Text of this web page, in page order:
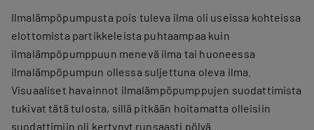
Ilmalämpöpumpusta pois tuleva ilma oli useissa kohteissa
elottomista partikkeleista puhtaampaa kuin
ilmalämpöpumppuun menevä ilma tai huoneessa
ilmalämpöpumpun ollessa suljettuna oleva ilma.
Visuaaliset havainnot ilmalämpöpumppujen suodattimista
tukivat tätä tulosta, sillä pitkään hoitamatta olleisiin
suodattimiin oli kertynyt runsaasti pölyä.